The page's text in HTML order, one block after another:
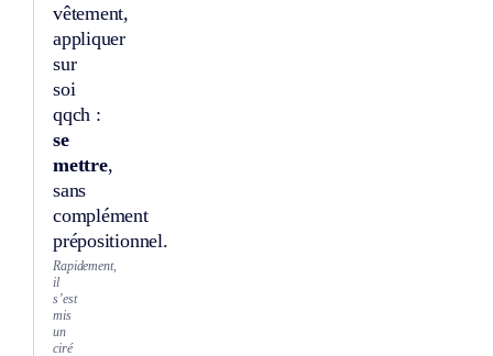
vêtement,
appliquer
sur
soi
qqch :
se
mettre,
sans
complément
prépositionnel.
Rapidement,
il
s’est
mis
un
ciré